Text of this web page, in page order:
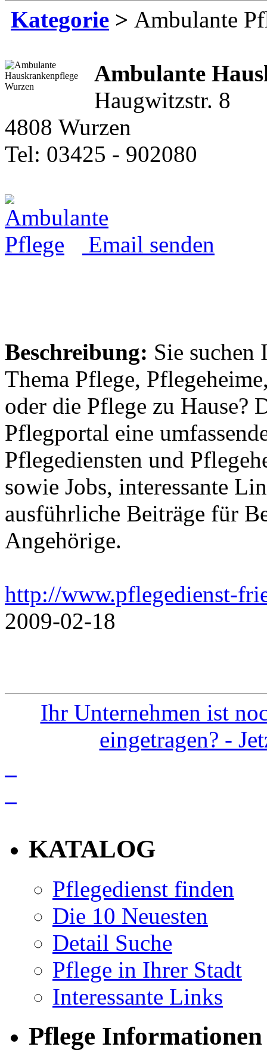
Kategorie > Ambulante
Ambulante
Haugwitzstr. 8
4808 Wurzen
Tel: 03425 - 902080
Email senden
Beschreibung: Sie suchen
Thema Pflege,
oder die Pflege zu Hause?
Pflegportal eine
Pflegediensten und
sowie Jobs, interessante
ausführliche Beiträge für
Angehörige.
http://www.pflegedienst-
2009-02-18
Ihr Unternehmen ist
eingetragen? -
KATALOG
Pflegedienst finden
Die 10 Neuesten
Detail Suche
Pflege in Ihrer Stadt
Interessante Links
Pflege Informationen